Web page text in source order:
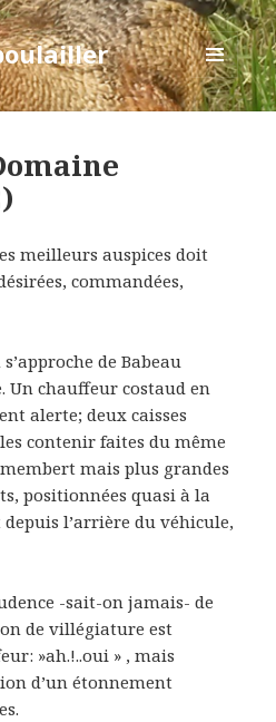
MENU
ET
meilleurs auspices doit
commandées,
de Babeau
Un chauffeur costaud en
alerte; deux caisses
contenir faites du même
mais plus grandes
positionnées quasi à la
l’arrière du véhicule,
-sait-on jamais- de
de villégiature est
»ah.!..oui » , mais
d’un étonnement